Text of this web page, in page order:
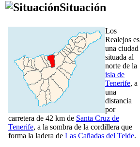
Situación
Los
Realejos es
una ciudad
situada al
norte de la
isla de
Tenerife, a
una
distancia
por
carretera de 42 km de Santa Cruz de
Tenerife, a la sombra de la cordillera que
forma la ladera de Las Cañadas del Teide.